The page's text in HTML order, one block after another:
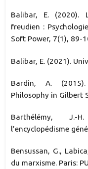
Balibar, E. (2020).
freudien :
Soft Power, 7(1), 89-
Balibar, E. (2021).
Bardin, A.
Philosophy in Gilbert
Barthélémy, J.-
l’encyclopédisme
Bensussan, G.,
du marxisme. Paris: